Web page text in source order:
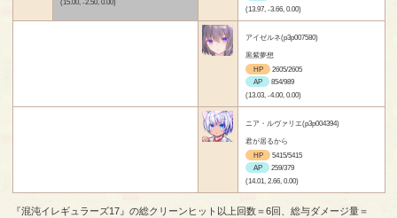
(13.97, -3.66, 0.00)
アイゼルネ(p3p007580)
黒紫夢想
HP
2605/2605
AP
854/989
(13.03, -4.00, 0.00)
ニア・ルヴァリエ(p3p004394)
君が居るから
HP
5415/5415
AP
259/379
(14.01, 2.66, 0.00)
『混沌イレギュラーズ17』の総クリーンヒット以上回数＝6回、総与ダメージ量＝